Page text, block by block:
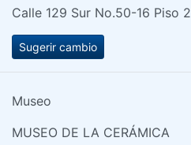
Calle 129 Sur No.50-16 Piso 2
Sugerir cambio
Museo
MUSEO DE LA CERÁMICA